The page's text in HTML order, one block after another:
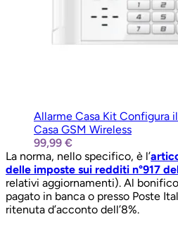
Allarme Casa Kit Configura
Casa GSM Wireless
99,99 €
La norma, nello specifico, è l’
delle imposte sui redditi n°917
relativi aggiornamenti). Al
pagato in banca o presso Poste
ritenuta d’acconto dell’8%.